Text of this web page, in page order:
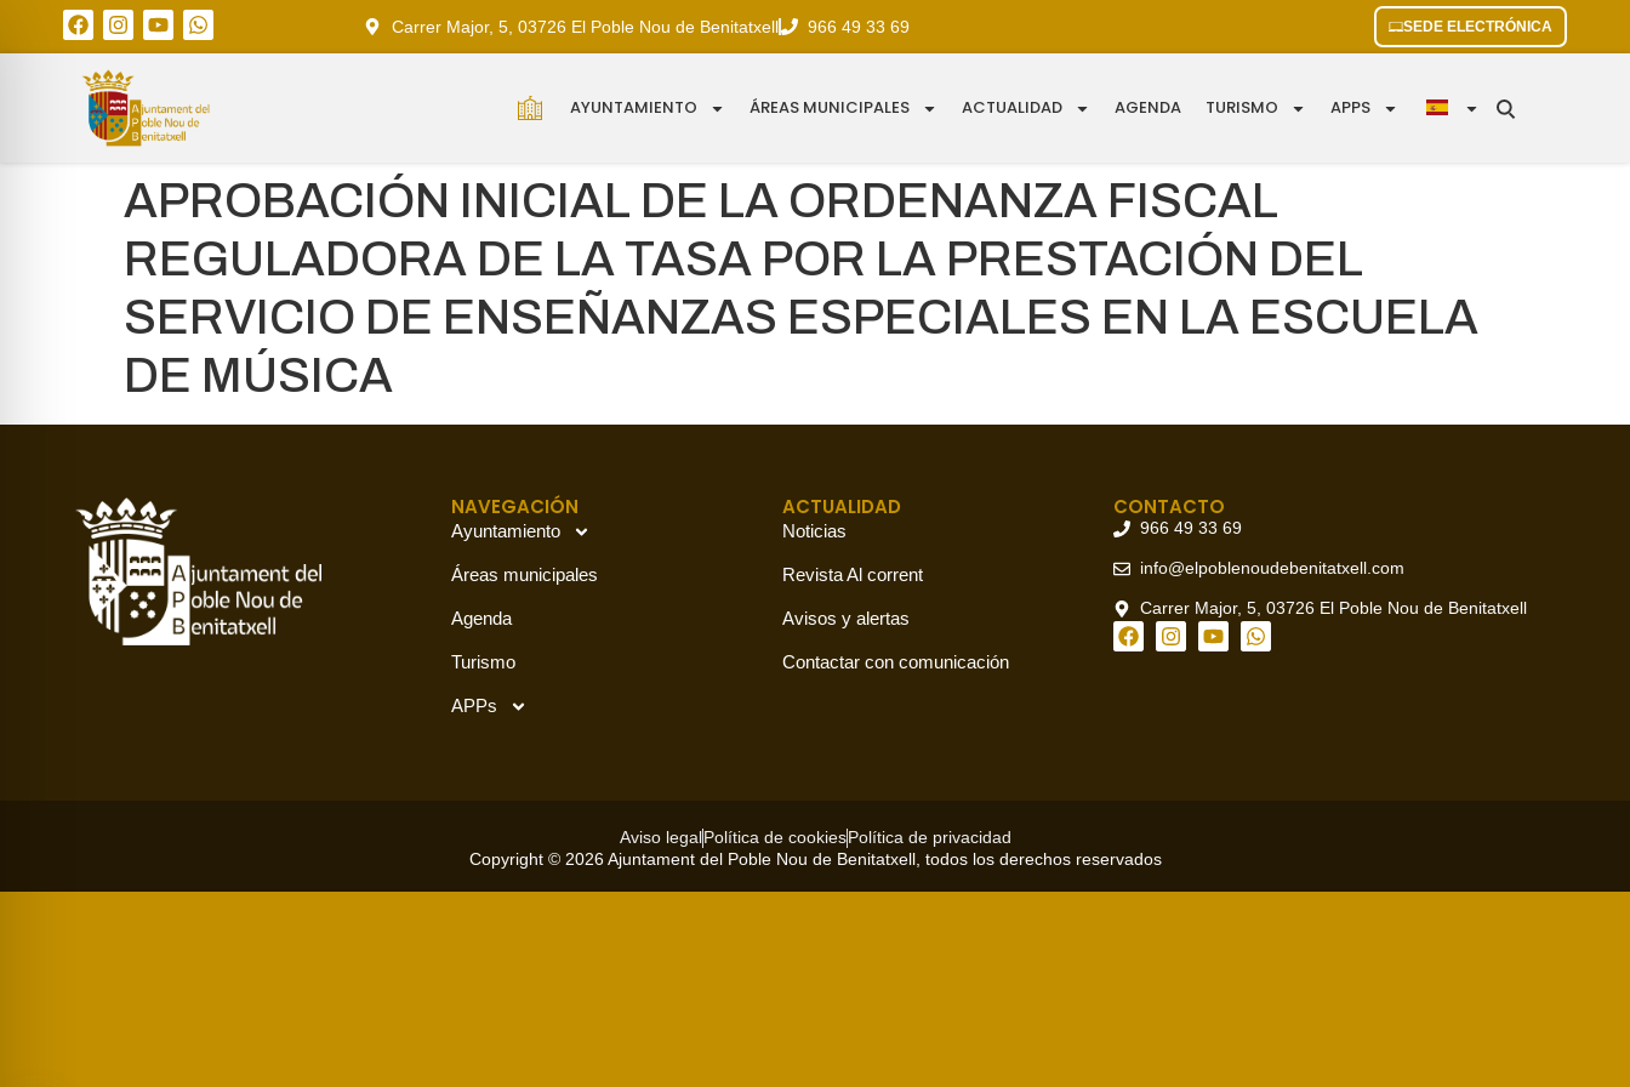
Carrer Major, 5, 03726 El Poble Nou de Benitatxell 966 49 33 69 SEDE ELECTRÓNICA
AYUNTAMIENTO ÁREAS MUNICIPALES ACTUALIDAD AGENDA TURISMO APPS
APROBACIÓN INICIAL DE LA ORDENANZA FISCAL
REGULADORA DE LA TASA POR LA PRESTACIÓN DEL
SERVICIO DE ENSEÑANZAS ESPECIALES EN LA ESCUELA
DE MÚSICA
NAVEGACIÓN
Ayuntamiento
Áreas municipales
Agenda
Turismo
APPs
ACTUALIDAD
Noticias
Revista Al corrent
Avisos y alertas
Contactar con comunicación
CONTACTO
966 49 33 69
info@elpoblenoudebenitatxell.com
Carrer Major, 5, 03726 El Poble Nou de Benitatxell
Aviso legalPolítica de cookiesPolítica de privacidad
Copyright © 2026 Ajuntament del Poble Nou de Benitatxell, todos los derechos reservados